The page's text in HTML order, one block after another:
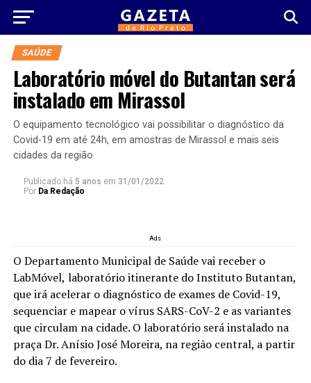
SAÚDE
Laboratório móvel do Butantan será
instalado em Mirassol
O equipamento tecnológico vai possibilitar o diagnóstico da
Covid-19 em até 24h, em amostras de Mirassol e mais seis
cidades da região
Publicado há 5 anos em 31/01/2022
Por Da Redação
Ads
O Departamento Municipal de Saúde vai receber o
LabMóvel, laboratório itinerante do Instituto Butantan,
que irá acelerar o diagnóstico de exames de Covid-19,
sequenciar e mapear o vírus SARS-CoV-2 e as variantes
que circulam na cidade. O laboratório será instalado na
praça Dr. Anísio José Moreira, na região central, a partir
do dia 7 de fevereiro.